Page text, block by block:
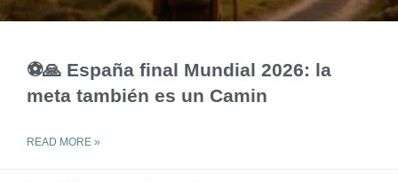
⚽🙏 España final Mundial 2026: la
meta también es un Camin
READ MORE »